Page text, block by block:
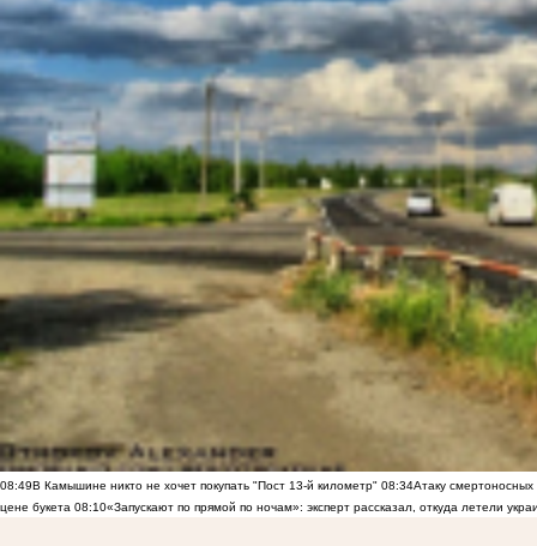
08:49В Камышине никто не хочет покупать "Пост 13-й километр" 08:34Атаку
цене букета 08:10«Запускают по прямой по ночам»: эксперт рассказал, откуда летели